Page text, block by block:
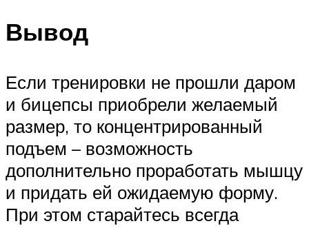
Вывод
Если тренировки не прошли даром
и бицепсы приобрели желаемый
размер, то концентрированный
подъем – возможность
дополнительно проработать мышцу
и придать ей ожидаемую форму.
При этом старайтесь всегда